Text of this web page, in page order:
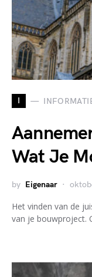
I
Wat Je
by Eigenaar
Het vinden van de
van je bouwproject.